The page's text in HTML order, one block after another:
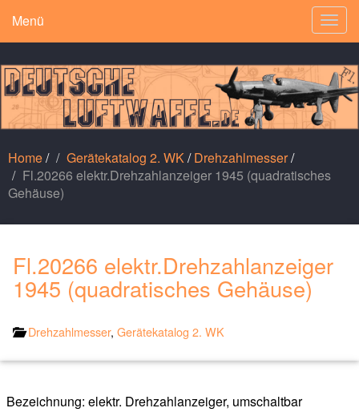
Menü
Home/ Gerätekatalog 2. WK/Drehzahlmesser/
Fl.20266 elektr.Drehzahlanzeiger 1945 (quadratisches
Gehäuse)
Fl.20266 elektr.Drehzahlanzeiger
1945 (quadratisches Gehäuse)
Drehzahlmesser, Gerätekatalog 2. WK
Bezeichnung: elektr. Drehzahlanzeiger, umschaltbar